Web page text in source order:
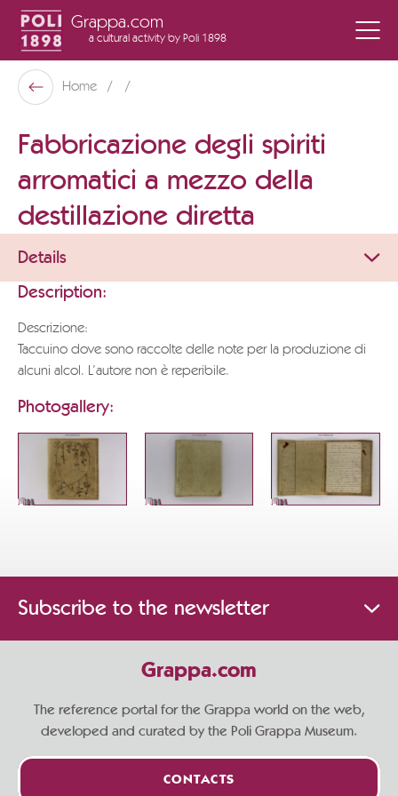
Grappa.com
a cultural activity by Poli 1898
Poli Museo Della Grappa
Back
Home
Fabbricazione degli spiriti
arromatici a mezzo della
destillazione diretta
Details
Description:
Descrizione:
Taccuino dove sono raccolte delle note per la produzione di
alcuni alcol. L’autore non è reperibile.
Photogallery:
Subscribe to the newsletter
Grappa.com
The reference portal for the Grappa world on the web,
developed and curated by the Poli Grappa Museum.
CONTACTS